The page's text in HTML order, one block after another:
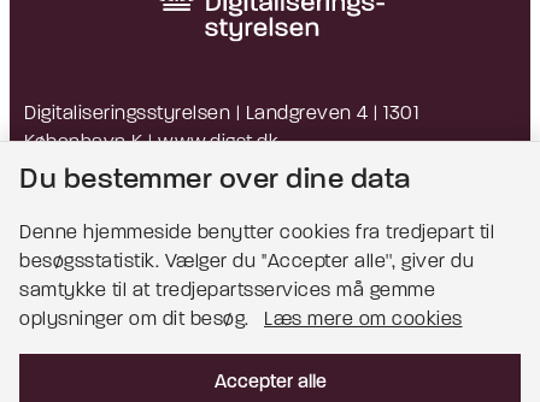
Digitaliseringsstyrelsen | Landgreven 4 | 1301
København K |www.digst.dk
EAN: 5798009814203 | CVR: 34051178
Bemærk!
Du bestemmer over dine data
Denne hjemmeside benytter cookies fra tredjepart til
besøgsstatistik. Vælger du ''Accepter alle'', giver du
samtykke til at tredjepartsservices må gemme
oplysninger om dit besøg.
Læs mere om cookies
Accepter alle